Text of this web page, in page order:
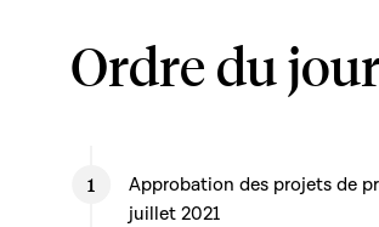
Ordre du
Approbation des projets de
juillet 2021